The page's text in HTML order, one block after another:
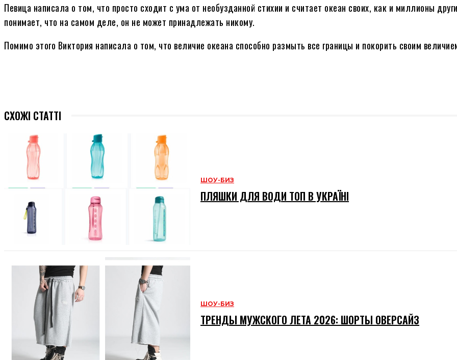
Певица написала о том, что просто сходит с ума от необузданной стихии и считает океан своих, как и миллионы
понимает, что на самом деле, он не может принадлежать никому.
Помимо этого Виктория написала о том, что величие океана способно размыть все границы и покорить своим
СХОЖІ СТАТТІ
ШОУ-БИЗ
ПЛЯШКИ ДЛЯ ВОДИ ТОП В УКРАЇНІ
ШОУ-БИЗ
ТРЕНДЫ МУЖСКОГО ЛЕТА 2026: ШОРТЫ ОВЕРСАЙЗ